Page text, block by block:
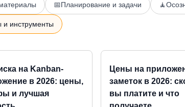
📅Планирование и задачи 🧘
и инструменты
на Kanban-
в 2026: цены,
и лучшая
Цены на
заметок в 2026:
вы платите и что